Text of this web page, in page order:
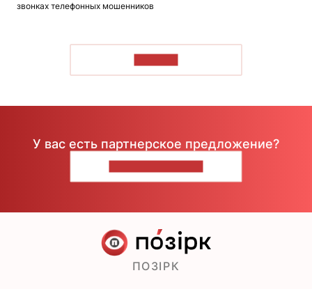
звонках телефонных мошенников
У вас есть партнерское предложение?
ПОЗІРК